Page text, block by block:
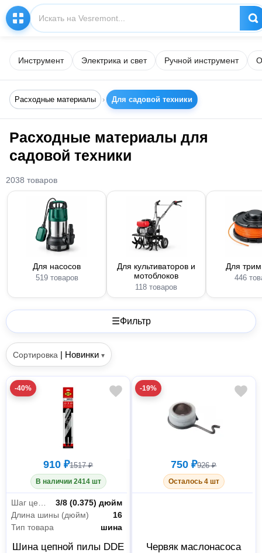
Инструмент Электрика и свет Ручной инструмент
Расходные материалы Для садовой техники
Расходные материалы для
садовой техники
2038 товаров
Для насосов
519 товаров
Для культиваторов и
мотоблоков
118 товаров
Для
446
☰Фильтр
Сортировка | Новинки ▾
-40%
910 ₽1517 ₽
В наличии 2414 шт
3/8 (0.375) дюйм
Длина шины (дюйм)
16
Тип товара
шина
Шина цепной пилы DDE
-19%
750 ₽926 ₽
Осталось 4 шт
Червяк маслонасоса